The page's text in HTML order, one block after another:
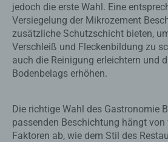
jedoch die erste Wahl. Eine
Versiegelung der Mikrozement
zusätzliche Schutzschicht bieten,
Verschleiß und Fleckenbildung zu
auch die Reinigung erleichtern und
Bodenbelags erhöhen.
Die richtige Wahl des Gastronomie
passenden Beschichtung hängt von
Faktoren ab, wie dem Stil des